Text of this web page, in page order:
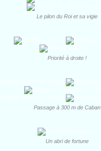
Le pilon du Roi et sa vigie
Priorité à droite !
Passage à 300 m de Caban
Un abri de fortune